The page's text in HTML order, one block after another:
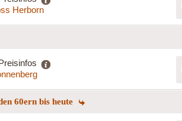
Herborn
60ern bis heute